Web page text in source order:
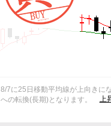
8/7に25日移動平均線が上向きに
への転換(長期)となります。
上